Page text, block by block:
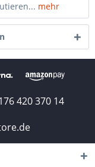
mehr
420 370 14